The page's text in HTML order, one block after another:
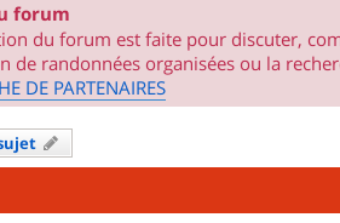
forum
du forum est faite pour discuter,
de randonnées organisées ou la
DE PARTENAIRES